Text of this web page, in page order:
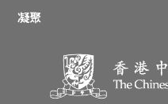
凝聚